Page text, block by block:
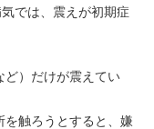
では、震えが初期症
ど）だけが震えてい
触ろうとすると、嫌